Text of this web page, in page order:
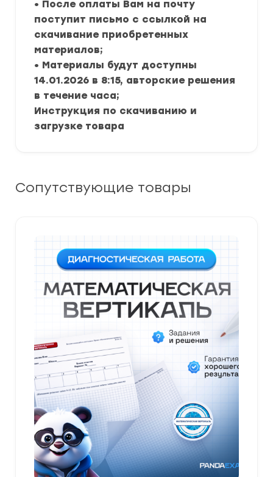
• После оплаты Вам на почту
поступит письмо с ссылкой на
скачивание приобретенных
материалов;
• Материалы будут доступны
14.01.2026 в 8:15, авторские решения
в течение часа;
Инструкция по скачиванию и
загрузке товара
Сопутствующие товары